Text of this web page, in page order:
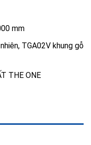
mm
TGA02V khung gỗ
THE ONE